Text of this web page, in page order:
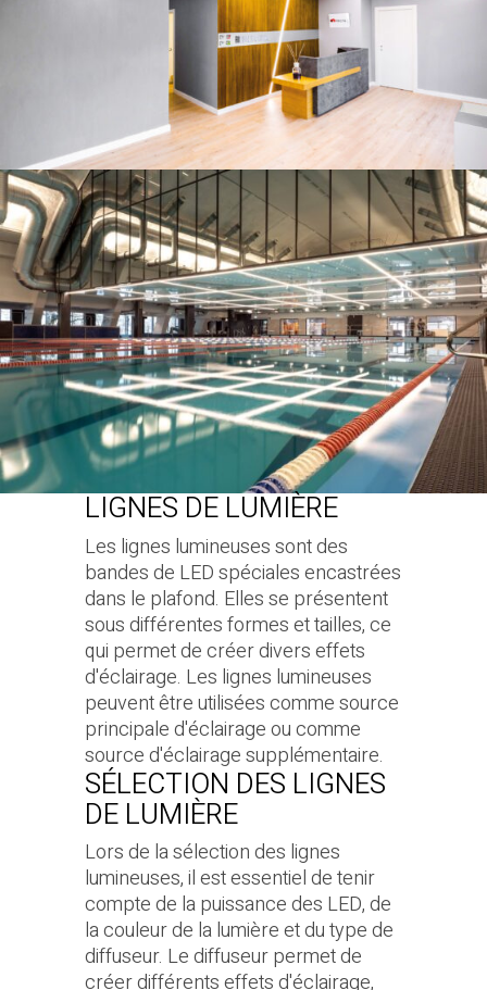
LIGNES DE LUMIÈRE
Les lignes lumineuses sont des
bandes de LED spéciales encastrées
dans le plafond. Elles se présentent
sous différentes formes et tailles, ce
qui permet de créer divers effets
d'éclairage. Les lignes lumineuses
peuvent être utilisées comme source
principale d'éclairage ou comme
source d'éclairage supplémentaire.
SÉLECTION DES LIGNES
DE LUMIÈRE
Lors de la sélection des lignes
lumineuses, il est essentiel de tenir
compte de la puissance des LED, de
la couleur de la lumière et du type de
diffuseur. Le diffuseur permet de
créer différents effets d'éclairage,